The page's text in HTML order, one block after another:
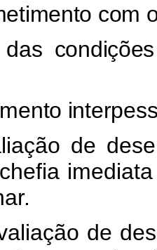
com
de
de